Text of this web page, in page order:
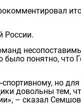
России.
понятно, что
но
довольны тем,
– сказал